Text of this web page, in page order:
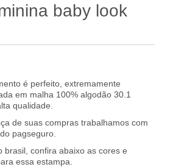
baby look
é perfeito, extremamente
em malha 100% algodão 30.1
qualidade.
de suas compras trabalhamos com
pagseguro.
brasil, confira abaixo as cores e
essa estampa.